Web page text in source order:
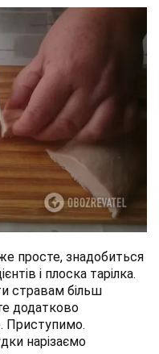
просте, знадобиться
і плоска тарілка.
стравам більш
додатково
Приступимо.
нарізаємо